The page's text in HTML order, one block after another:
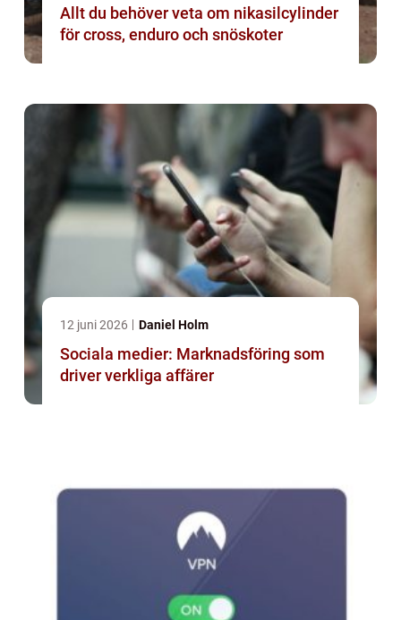
Allt du behöver veta om nikasilcylinder
för cross, enduro och snöskoter
12 juni 2026 Daniel Holm
Sociala medier: Marknadsföring som
driver verkliga affärer